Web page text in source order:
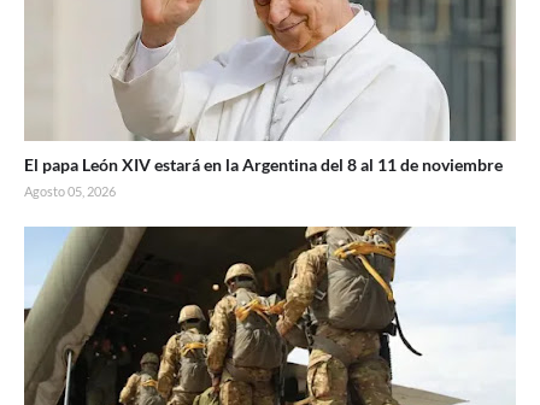
El papa León XIV estará en la Argentina del 8 al 11 de noviembre
Agosto 05, 2026